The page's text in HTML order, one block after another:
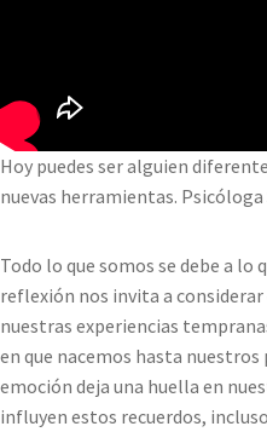
Hoy puedes ser alguien
nuevas herramientas.
Todo lo que somos se debe a lo
reflexión nos invita a
nuestras experiencias
en que nacemos hasta
emoción deja una huella en
influyen estos recuerdos,